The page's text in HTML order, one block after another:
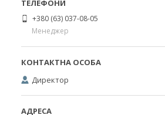
+380 (63) 037-08-05
Менеджер
Директор